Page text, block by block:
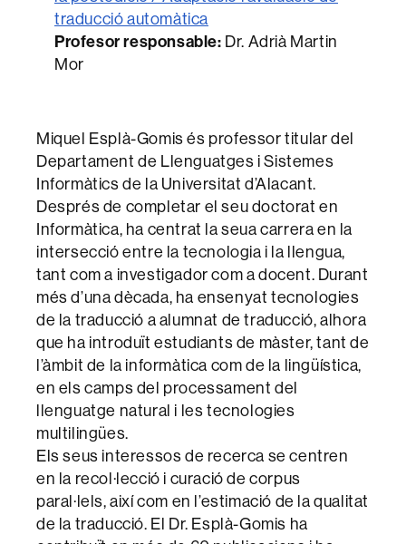
traducció automàtica
Profesor responsable: Dr. Adrià Martin
Mor
Miquel Esplà-Gomis és professor titular del
Departament de Llenguatges i Sistemes
Informàtics de la Universitat d’Alacant.
Després de completar el seu doctorat en
Informàtica, ha centrat la seua carrera en la
intersecció entre la tecnologia i la llengua,
tant com a investigador com a docent. Durant
més d’una dècada, ha ensenyat tecnologies
de la traducció a alumnat de traducció, alhora
que ha introduït estudiants de màster, tant de
l’àmbit de la informàtica com de la lingüística,
en els camps del processament del
llenguatge natural i les tecnologies
multilingües.
Els seus interessos de recerca se centren
en la recol·lecció i curació de corpus
paral·lels, així com en l’estimació de la qualitat
de la traducció. El Dr. Esplà-Gomis ha